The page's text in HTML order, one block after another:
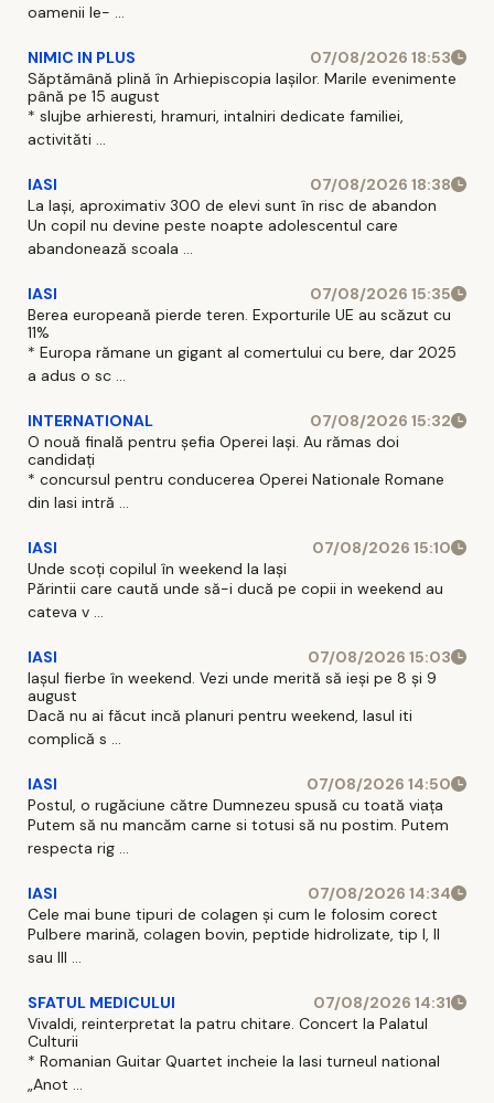
oamenii le- ...
NIMIC IN PLUS
07/08/2026 18:53
Săptămână plină în Arhiepiscopia Iașilor. Marile evenimente
până pe 15 august
* slujbe arhieresti, hramuri, intalniri dedicate familiei,
activităti ...
IASI
07/08/2026 18:38
La Iași, aproximativ 300 de elevi sunt în risc de abandon
Un copil nu devine peste noapte adolescentul care
abandonează scoala ...
IASI
07/08/2026 15:35
Berea europeană pierde teren. Exporturile UE au scăzut cu
11%
* Europa rămane un gigant al comertului cu bere, dar 2025
a adus o sc ...
INTERNATIONAL
07/08/2026 15:32
O nouă finală pentru șefia Operei Iași. Au rămas doi
candidați
* concursul pentru conducerea Operei Nationale Romane
din Iasi intră ...
IASI
07/08/2026 15:10
Unde scoți copilul în weekend la Iași
Părintii care caută unde să-i ducă pe copii in weekend au
cateva v ...
IASI
07/08/2026 15:03
Iașul fierbe în weekend. Vezi unde merită să ieși pe 8 și 9
august
Dacă nu ai făcut incă planuri pentru weekend, Iasul iti
complică s ...
IASI
07/08/2026 14:50
Postul, o rugăciune către Dumnezeu spusă cu toată viața
Putem să nu mancăm carne si totusi să nu postim. Putem
respecta rig ...
IASI
07/08/2026 14:34
Cele mai bune tipuri de colagen și cum le folosim corect
Pulbere marină, colagen bovin, peptide hidrolizate, tip I, II
sau III ...
SFATUL MEDICULUI
07/08/2026 14:31
Vivaldi, reinterpretat la patru chitare. Concert la Palatul
Culturii
* Romanian Guitar Quartet incheie la Iasi turneul national
„Anot ...